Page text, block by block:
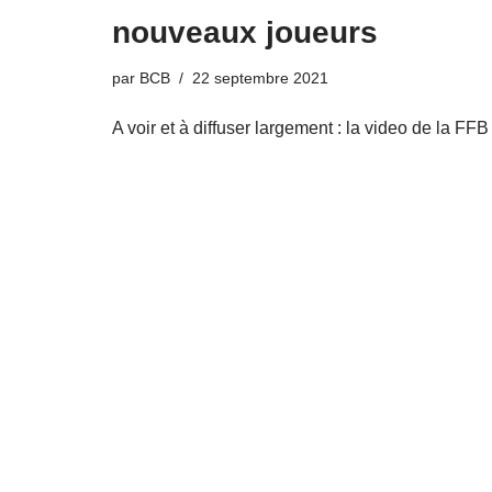
nouveaux joueurs
par BCB 22 septembre 2021
A voir et à diffuser largement : la video de la FFB